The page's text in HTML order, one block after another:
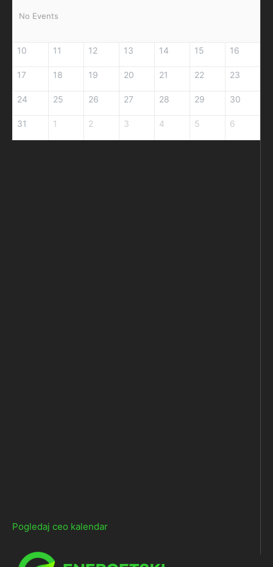
No Events
10 11 12 13 14 15 16
17 18 19 20 21 22 23
24 25 26 27 28 29 30
31 1 2 3 4 5 6
Pogledaj ceo kalendar